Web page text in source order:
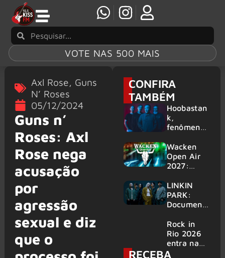
VOTE NAS 500 MAIS
Axl Rose, Guns
N’ Roses
05/12/2024
Guns n’
Roses: Axl
Rose nega
acusação
por
agressão
sexual e diz
que o
CONFIRA
TAMBÉM
Hoobastan
k,
fenômeno
rock anos
2000,
volta ao
6 shows
Wacken
Open Air
2027:
amplia
line-up e
já
mais de 50
bandas
LINKIN
PARK:
Document
‘Unshatter’
e álbum ao
vivo são
anunciados
Rock in
Rio 2026
entra na
reta final
RECEBA